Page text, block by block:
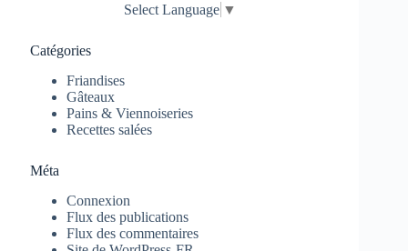
Select Language ▼
Catégories
Friandises
Gâteaux
Pains & Viennoiseries
Recettes salées
Méta
Connexion
Flux des publications
Flux des commentaires